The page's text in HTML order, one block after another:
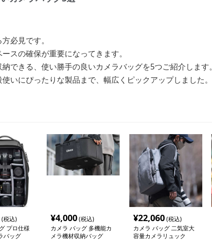
必見です。
スの確保が重要になってきます。
できる、使い勝手の良いカメラバッグを5つご紹介します。
いにぴったりな製品まで、幅広くピックアップしました。
(税込)
プロ仕様
バッグ
¥4,000(税込)
カメラ バッグ 多機能カ
メラ機材収納バッグ
¥22,060(税込)
カメラ バッグ 二気室大
容量カメラリュック